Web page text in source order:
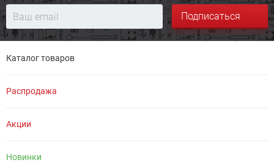
Подписаться
Каталог товаров
Распродажа
Акции
Новинки